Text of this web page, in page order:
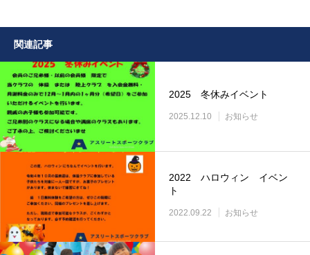
関連記事
2025 冬休みイベント
2025.12.10 お知らせ
2022 ハロウィン イベン
ト
2022.09.22 お知らせ